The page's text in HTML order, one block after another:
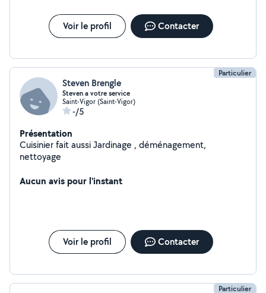
Voir le profil Contacter
Particulier
Steven Brengle
Steven a votre service
Saint-Vigor (Saint-Vigor)
-/5
Présentation
Cuisinier fait aussi Jardinage , déménagement,
nettoyage
Aucun avis pour l'instant
Voir le profil Contacter
Particulier